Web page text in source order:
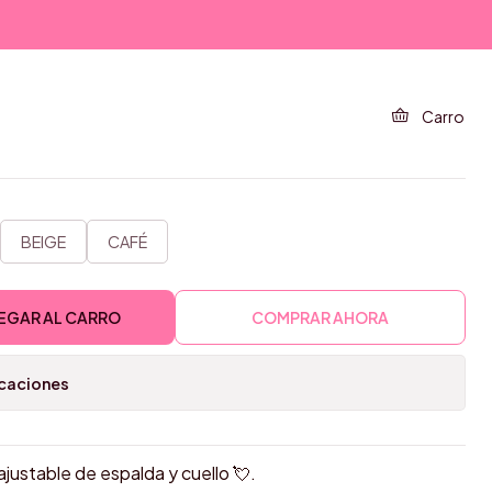
Carro
BEIGE CAFÉ
AL CARRO COMPRAR AHORA
de espalda y cuello 💘.